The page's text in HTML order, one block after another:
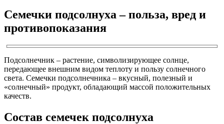
Семечки подсолнуха – польза, вред и
противопоказания
Подсолнечник – растение, символизирующее солнце,
передающее внешним видом теплоту и пользу солнечного
света. Семечки подсолнечника – вкусный, полезный и
«солнечный» продукт, обладающий массой положительных
качеств.
Состав семечек подсолнуха